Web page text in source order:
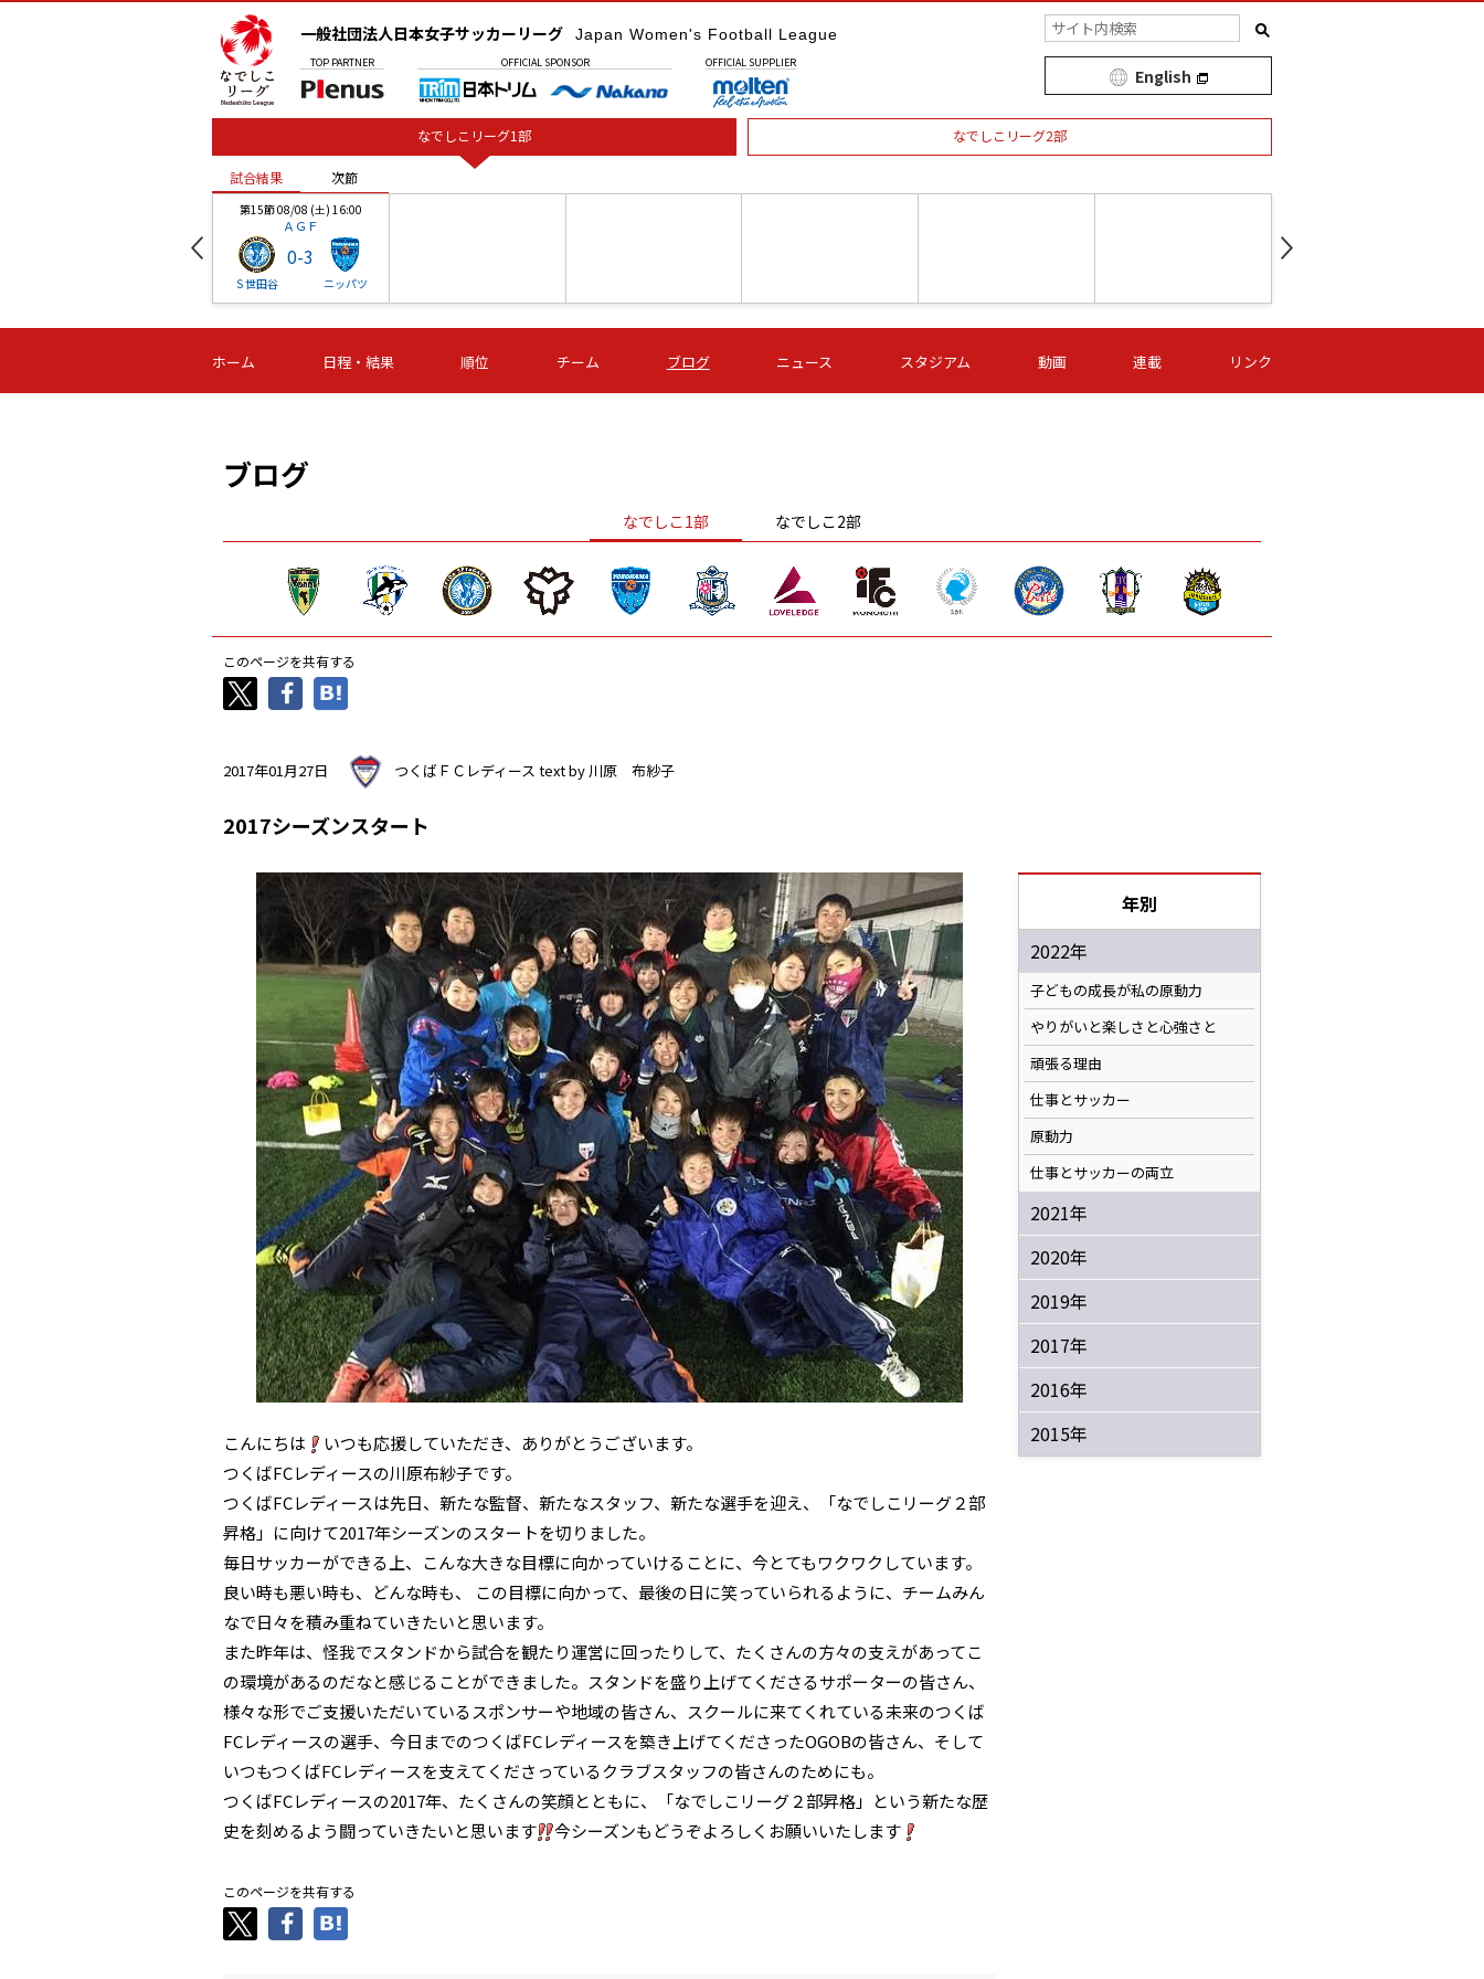
一般社団法人日本女子サッカーリーグ Japan Women's Football League
TOP PARTNER OFFICIAL SPONSOR OFFICIAL SUPPLIER
English
なでしこリーグ1部 なでしこリーグ2部
試合結果 次節
第15節 08/08 (土) 16:00
ＡＧＦ
Ｓ世田谷
0-3
ニッパツ
-
第16節 09/05 (土) 15:00
ニッパツ
-
第16節 09/05 (土) 15:00
石人の星
-
第16節 09/05 (土) 16:00
ＡＧＦ
-
いちご
-
第16節 09/06 (日) 15:00
-
第16節 09/06 (日) 15:00
- -
試合結果 次節
ホーム 日程・結果 順位 チーム ブログ ニュース スタジアム 動画 連載 リンク
ブログ
なでしこ1部 なでしこ2部
このページを共有する
2017年01月27日 つくばＦＣレディース text by 川原 布紗子
2017シーズンスタート
こんにちは
いつも応援していただき、ありがとうございます。
つくばFCレディースの川原布紗子です。
つくばFCレディースは先日、新たな監督、新たなスタッフ、新たな選手を迎え、「なでしこリーグ２部
昇格」に向けて2017年シーズンのスタートを切りました。
毎日サッカーができる上、こんな大きな目標に向かっていけることに、今とてもワクワクしています。
良い時も悪い時も、どんな時も、 この目標に向かって、最後の日に笑っていられるように、チームみん
なで日々を積み重ねていきたいと思います。
また昨年は、怪我でスタンドから試合を観たり運営に回ったりして、たくさんの方々の支えがあってこ
の環境があるのだなと感じることができました。スタンドを盛り上げてくださるサポーターの皆さん、
様々な形でご支援いただいているスポンサーや地域の皆さん、スクールに来てくれている未来のつくば
FCレディースの選手、今日までのつくばFCレディースを築き上げてくださったOGOBの皆さん、そして
いつもつくばFCレディースを支えてくださっているクラブスタッフの皆さんのためにも。
つくばFCレディースの2017年、たくさんの笑顔とともに、「なでしこリーグ２部昇格」という新たな歴
史を刻めるよう闘っていきたいと思います
今シーズンもどうぞよろしくお願いいたします
このページを共有する
年別
2022年
子どもの成長が私の原動力
やりがいと楽しさと心強さと
頑張る理由
仕事とサッカー
原動力
仕事とサッカーの両立
2021年
2020年
2019年
2017年
2016年
2015年